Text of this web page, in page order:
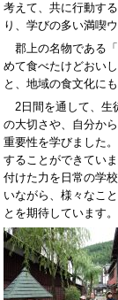
考えて、共に行動す
り、学びの多い満喫
郡上の名物である
めて食べたけどおい
と、地域の食文化に
2日間を通して、生
の大切さや、自分か
重要性を学びました
することができてい
付けた力を日常の学
いながら、様々なこ
とを期待しています。